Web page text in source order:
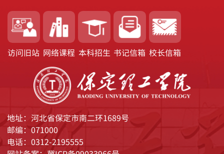
访问旧站 网络课程 本科招生 书记信箱 校长信箱
地址：河北省保定市南二环1689号
邮编：071000
电话：0312-2195555